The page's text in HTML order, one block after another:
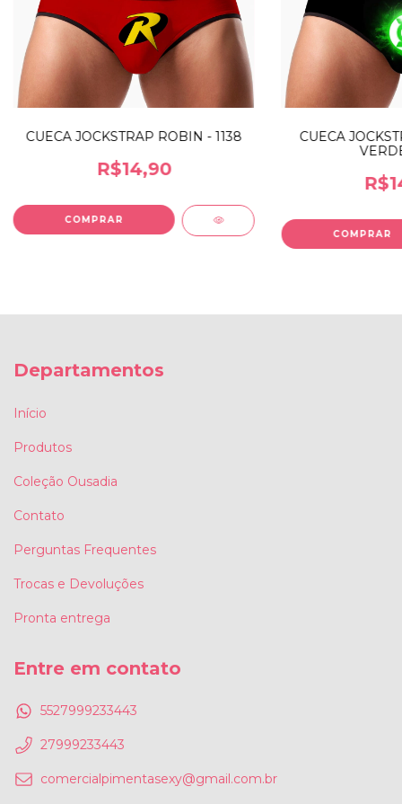
CUECA JOCKSTRAP ROBIN - 1138
R$14,90
CUECA
Departamentos
Início
Produtos
Coleção Ousadia
Contato
Perguntas Frequentes
Trocas e Devoluções
Pronta entrega
Entre em contato
5527999233443
27999233443
comercialpimentasexy@gmail.com.br